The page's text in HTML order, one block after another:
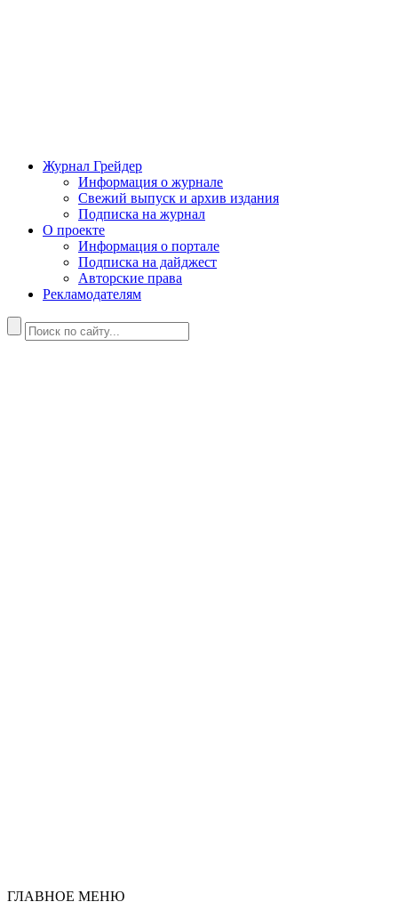
Журнал Грейдер
Информация о журнале
Свежий выпуск и архив издания
Подписка на журнал
О проекте
Информация о портале
Подписка на дайджест
Авторские права
Рекламодателям
ГЛАВНОЕ МЕНЮ